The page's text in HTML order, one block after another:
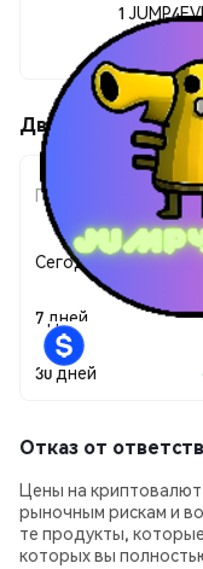
1
Движения цены
Период
Сегодня
7 дней
30 дней
Отказ от
Цены на
рыночным рискам и
те продукты,
которых вы